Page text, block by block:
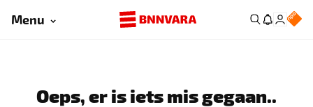
Menu
Oeps, er is iets mis gegaan..